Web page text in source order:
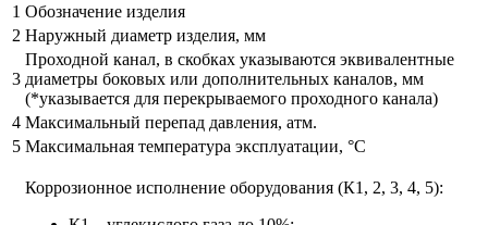
1 Обозначение изделия
2 Наружный диаметр изделия, мм
3
Проходной канал, в скобках указываются эквивалентные
диаметры боковых или дополнительных каналов, мм
(*указывается для перекрываемого проходного канала)
4 Максимальный перепад давления, атм.
5 Максимальная температура эксплуатации, °С
Коррозионное исполнение оборудования (К1, 2, 3, 4, 5):